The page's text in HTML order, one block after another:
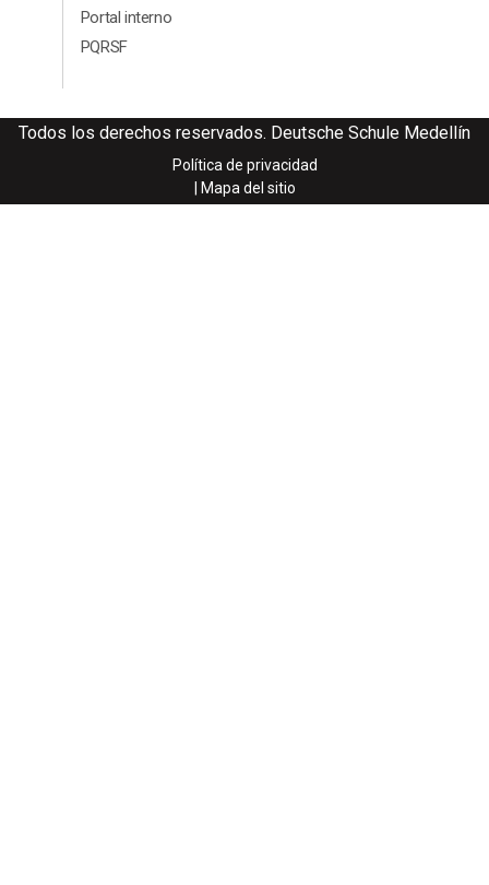
Portal interno
PQRSF
Todos los derechos reservados. Deutsche Schule Medellín
Política de privacidad
| Mapa del sitio